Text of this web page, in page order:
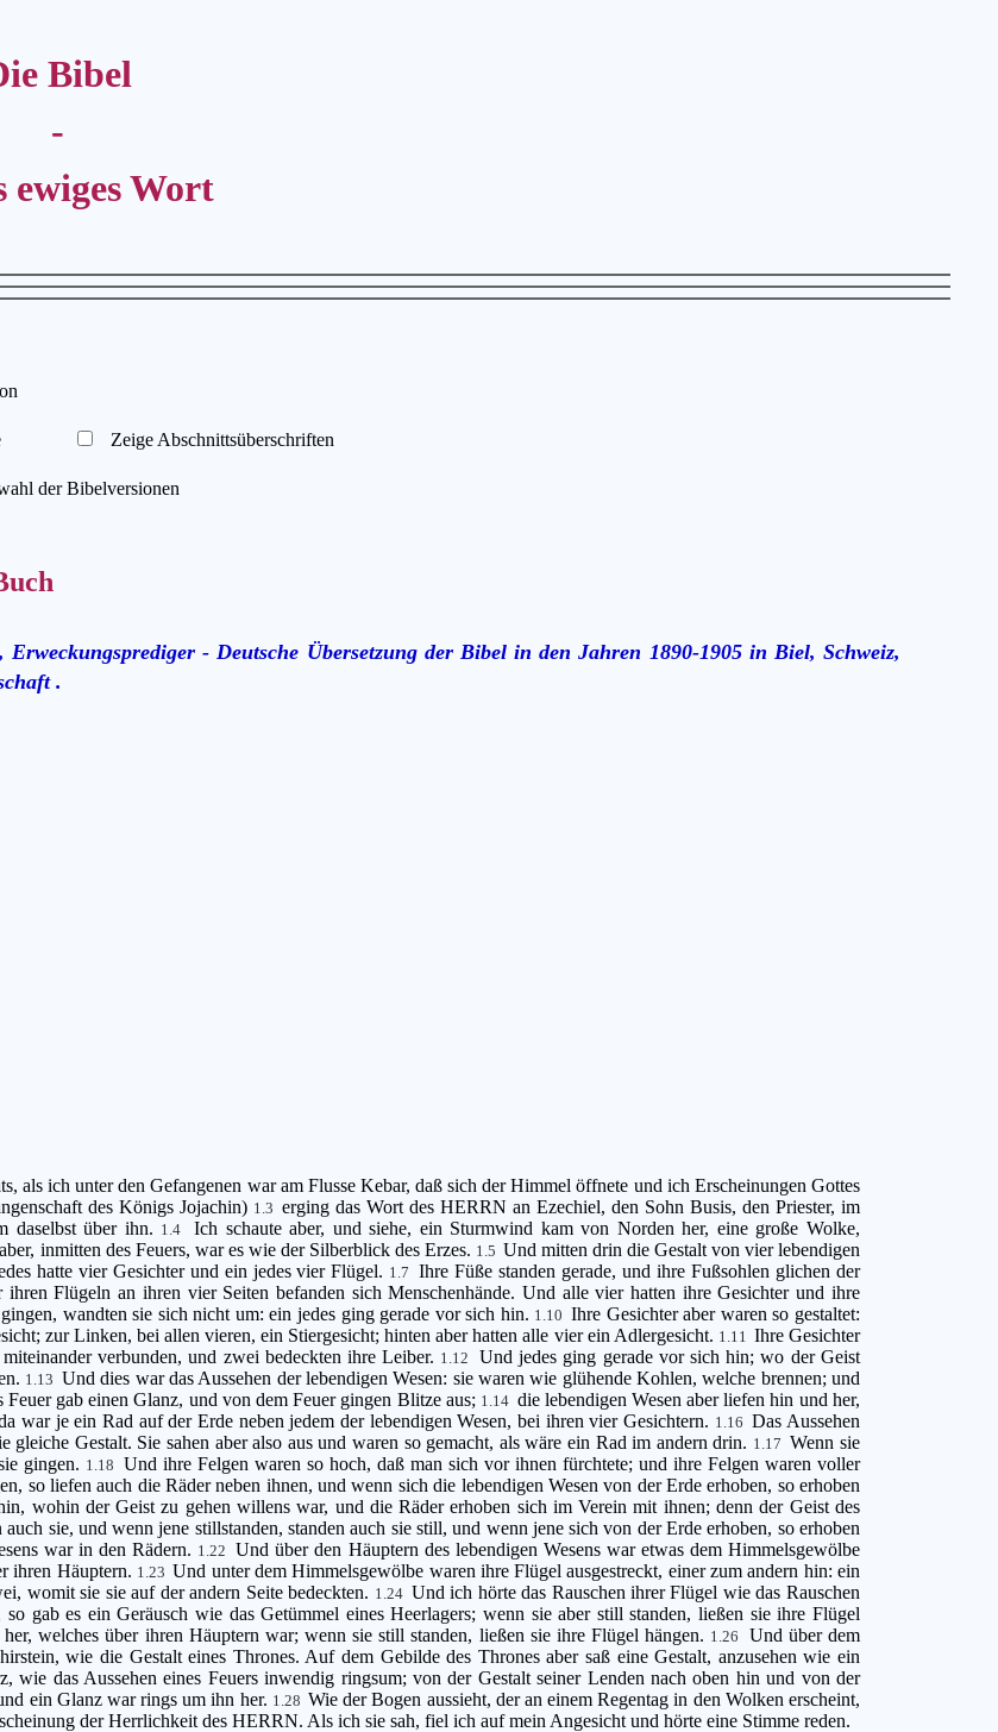
Bibel
-
ewiges Wort
Zeige Abschnittsüberschriften
der Bibelversionen
Erweckungsprediger - Deutsche Übersetzung der Bibel in den Jahren 1890-1905 in Biel, Schweiz,
.
als ich unter den Gefangenen war am Flusse Kebar, daß sich der Himmel öffnete und ich Erscheinungen Gottes
des Königs Jojachin) 1.3 erging das Wort des HERRN an Ezechiel, den Sohn Busis, den Priester, im
daselbst über ihn. 1.4
Ich schaute aber, und siehe, ein Sturmwind kam von Norden her, eine große Wolke,
inmitten des Feuers, war es wie der Silberblick des Erzes. 1.5 Und mitten drin die Gestalt von vier lebendigen
hatte vier Gesichter und ein jedes vier Flügel. 1.7
Ihre Füße standen gerade, und ihre Fußsohlen glichen der
ihren Flügeln an ihren vier Seiten befanden sich Menschenhände. Und alle vier hatten ihre Gesichter und ihre
wandten sie sich nicht um: ein jedes ging gerade vor sich hin. 1.10 Ihre Gesichter aber waren so gestaltet:
zur Linken, bei allen vieren, ein Stiergesicht; hinten aber hatten alle vier ein Adlergesicht. 1.11 Ihre Gesichter
verbunden, und zwei bedeckten ihre Leiber. 1.12
Und jedes ging gerade vor sich hin; wo der Geist
1.13 Und dies war das Aussehen der lebendigen Wesen: sie waren wie glühende Kohlen, welche brennen; und
gab einen Glanz, und von dem Feuer gingen Blitze aus; 1.14 die lebendigen Wesen aber liefen hin und her,
war je ein Rad auf der Erde neben jedem der lebendigen Wesen, bei ihren vier Gesichtern. 1.16 Das Aussehen
Gestalt. Sie sahen aber also aus und waren so gemacht, als wäre ein Rad im andern drin. 1.17 Wenn sie
gingen. 1.18
Und ihre Felgen waren so hoch, daß man sich vor ihnen fürchtete; und ihre Felgen waren voller
so liefen auch die Räder neben ihnen, und wenn sich die lebendigen Wesen von der Erde erhoben, so erhoben
wohin der Geist zu gehen willens war, und die Räder erhoben sich im Verein mit ihnen; denn der Geist des
sie, und wenn jene stillstanden, standen auch sie still, und wenn jene sich von der Erde erhoben, so erhoben
war in den Rädern. 1.22
Und über den Häuptern des lebendigen Wesens war etwas dem Himmelsgewölbe
ihren Häuptern. 1.23 Und unter dem Himmelsgewölbe waren ihre Flügel ausgestreckt, einer zum andern hin: ein
womit sie sie auf der andern Seite bedeckten. 1.24 Und ich hörte das Rauschen ihrer Flügel wie das Rauschen
gab es ein Geräusch wie das Getümmel eines Heerlagers; wenn sie aber still standen, ließen sie ihre Flügel
welches über ihren Häuptern war; wenn sie still standen, ließen sie ihre Flügel hängen. 1.26
Und über dem
wie die Gestalt eines Thrones. Auf dem Gebilde des Thrones aber saß eine Gestalt, anzusehen wie ein
wie das Aussehen eines Feuers inwendig ringsum; von der Gestalt seiner Lenden nach oben hin und von der
ein Glanz war rings um ihn her. 1.28 Wie der Bogen aussieht, der an einem Regentag in den Wolken erscheint,
der Herrlichkeit des HERRN. Als ich sie sah, fiel ich auf mein Angesicht und hörte eine Stimme reden.